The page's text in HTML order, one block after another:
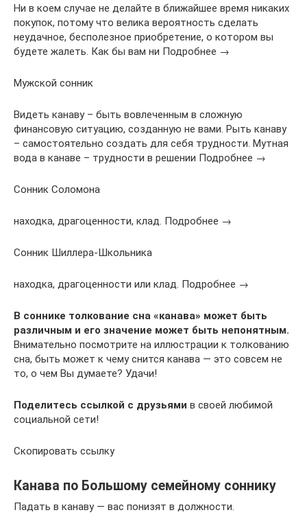
Ни в коем случае не делайте в ближайшее время никаких
покупок, потому что велика вероятность сделать
неудачное, бесполезное приобретение, о котором вы
будете жалеть. Как бы вам ни Подробнее →
Мужской сонник
Видеть канаву – быть вовлеченным в сложную
финансовую ситуацию, созданную не вами. Рыть канаву
– самостоятельно создать для себя трудности. Мутная
вода в канаве – трудности в решении Подробнее →
Сонник Соломона
находка, драгоценности, клад. Подробнее →
Сонник Шиллера-Школьника
находка, драгоценности или клад. Подробнее →
В соннике толкование сна «канава» может быть
различным и его значение может быть непонятным.
Внимательно посмотрите на иллюстрации к толкованию
сна, быть может к чему снится канава — это совсем не
то, о чем Вы думаете? Удачи!
Поделитесь ссылкой с друзьями в своей любимой
социальной сети!
Скопировать ссылку
Канава по Большому семейному соннику
Падать в канаву — вас понизят в должности.